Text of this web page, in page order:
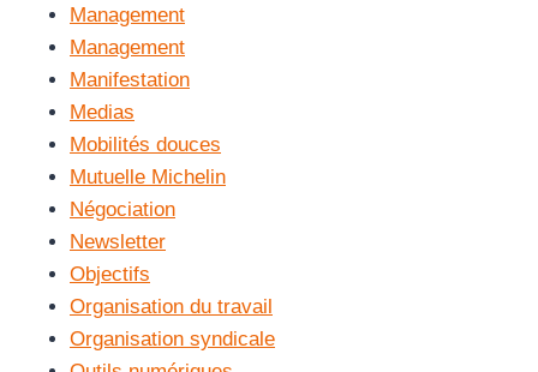
Management
Management
Manifestation
Medias
Mobilités douces
Mutuelle Michelin
Négociation
Newsletter
Objectifs
Organisation du travail
Organisation syndicale